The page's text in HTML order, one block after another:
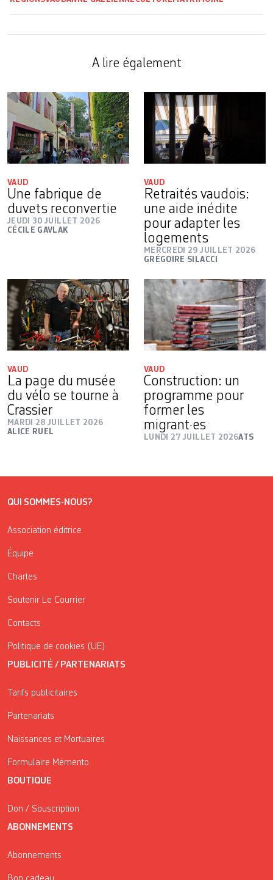
A lire également
VAUD
Une fabrique de
duvets reconvertie
JEUDI 30 JUILLET 2026
CÉCILE GAVLAK
VAUD
Retraités vaudois:
une aide inédite
pour adapter les
logements
MERCREDI 29 JUILLET 2026
GRÉGOIRE SILACCI
VAUD
La page du musée
du vélo se tourne à
Crassier
MARDI 28 JUILLET 2026
ALICE RUEL
VAUD
Construction: un
programme pour
former les
migrant·es
LUNDI 27 JUILLET 2026ATS
QUI SOMMES-NOUS?
Association éditrice
Équipe
Chartes
Soutenir Le Courrier
Contacts
Politique de cookies (UE)
PUBLICITÉ / PARTENARIATS
Tarifs publicitaires
Partenariats
Naissances et Mortuaires
Formulaire Mémento
BOUTIQUE
Don / Souscription
ABONNEMENTS
Abonnements